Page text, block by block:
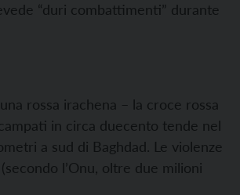
“duri combattimenti” durante
rossa irachena – la croce rossa
in circa duecento tende nel
a sud di Baghdad. Le violenze
l’Onu, oltre due milioni